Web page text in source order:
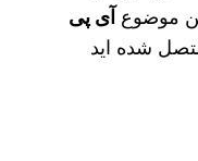
موضوع آی پی
شده‌ اید